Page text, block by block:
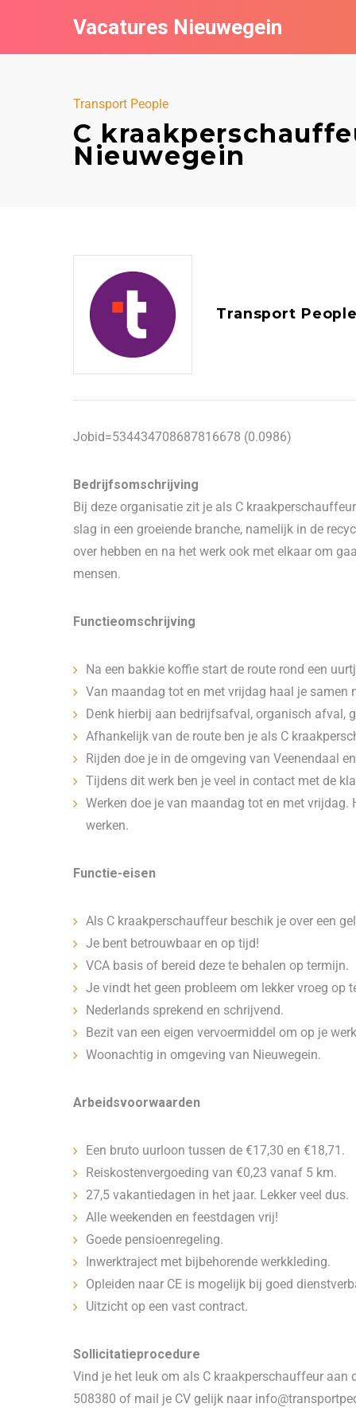
Vacatures Nieuwegein
Transport People
C
Nieuwegein
Transport People
Jobid=534434708687816678 (0.0986)
Bedrijfsomschrijving
Bij deze organisatie zit je als C
slag in een groeiende branche, namelijk in de
over hebben en na het werk ook met elkaar om
mensen.
Functieomschrijving
Na een bakkie koffie start de route rond een
Van maandag tot en met vrijdag haal je samen
Denk hierbij aan bedrijfsafval, organisch afval,
Afhankelijk van de route ben je als C
Rijden doe je in de omgeving van Veenendaal
Tijdens dit werk ben je veel in contact met de
Werken doe je van maandag tot en met
werken.
Functie-eisen
Als C kraakperschauffeur beschik je over een
Je bent betrouwbaar en op tijd!
VCA basis of bereid deze te behalen op termijn.
Je vindt het geen probleem om lekker vroeg op
Nederlands sprekend en schrijvend.
Bezit van een eigen vervoermiddel om op je
Woonachtig in omgeving van Nieuwegein.
Arbeidsvoorwaarden
Een bruto uurloon tussen de €17,30 en €18,71.
Reiskostenvergoeding van €0,23 vanaf 5 km.
27,5 vakantiedagen in het jaar. Lekker veel dus.
Alle weekenden en feestdagen vrij!
Goede pensioenregeling.
Inwerktraject met bijbehorende werkkleding.
Opleiden naar CE is mogelijk bij goed
Uitzicht op een vast contract.
Sollicitatieprocedure
Vind je het leuk om als C kraakperschauffeur aan
508380 of mail je CV gelijk naar